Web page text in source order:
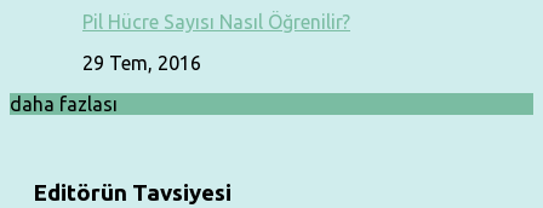
Pil Hücre Sayısı Nasıl Öğrenilir?
29 Tem, 2016
daha fazlası
Editörün Tavsiyesi